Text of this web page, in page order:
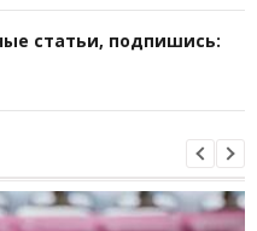
статьи, подпишись: